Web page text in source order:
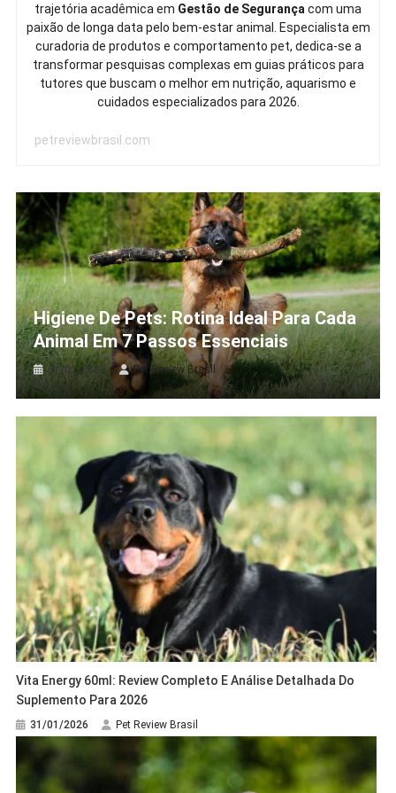
trajetória acadêmica em Gestão de Segurança com uma
paixão de longa data pelo bem-estar animal. Especialista em
curadoria de produtos e comportamento pet, dedica-se a
transformar pesquisas complexas em guias práticos para
tutores que buscam o melhor em nutrição, aquarismo e
cuidados especializados para 2026.
petreviewbrasil.com
Higiene De Pets: Rotina Ideal Para Cada
Animal Em 7 Passos Essenciais
31/01/2026 Pet Review Brasil
Vita Energy 60ml: Review Completo E Análise Detalhada Do
Suplemento Para 2026
31/01/2026 Pet Review Brasil